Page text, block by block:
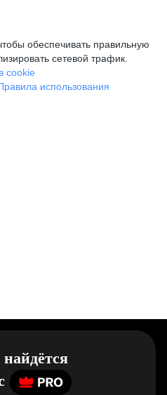
обеспечивать правильную
сетевой трафик.
cookie
использования